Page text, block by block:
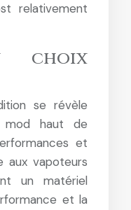
relativement
choix
se révèle
haut de
et
aux vapoteurs
un matériel
et la